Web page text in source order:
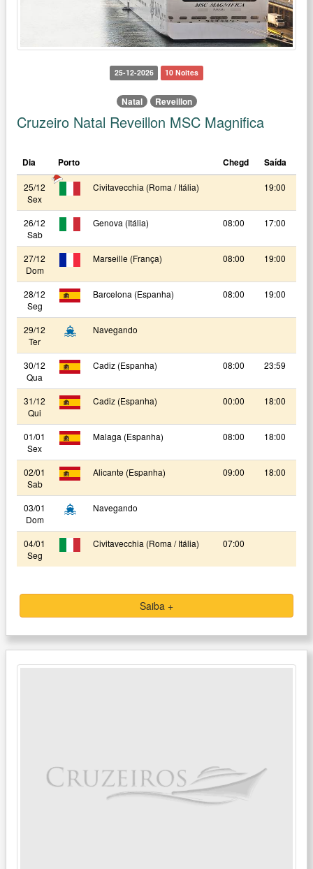
25-12-2026 10 Noites
Natal Reveillon
Cruzeiro Natal Reveillon MSC Magnifica
Dia Porto Chegd Saída
25/12
Sex
Civitavecchia (Roma / Itália) 19:00
26/12
Sab
Genova (Itália) 08:00 17:00
27/12
Dom
Marseille (França) 08:00 19:00
28/12
Seg
Barcelona (Espanha) 08:00 19:00
29/12
Ter
Navegando
30/12
Qua
Cadiz (Espanha) 08:00 23:59
31/12
Qui
Cadiz (Espanha) 00:00 18:00
01/01
Sex
Malaga (Espanha) 08:00 18:00
02/01
Sab
Alicante (Espanha) 09:00 18:00
03/01
Dom
Navegando
04/01
Seg
Civitavecchia (Roma / Itália) 07:00
Saiba +